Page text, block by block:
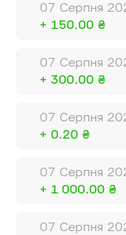
07 Серпня
+ 150.00 ₴
07 Серпня
+ 300.00 ₴
07 Серпня
+ 0.20 ₴
07 Серпня
+ 1 000.00 ₴
07 Серпня